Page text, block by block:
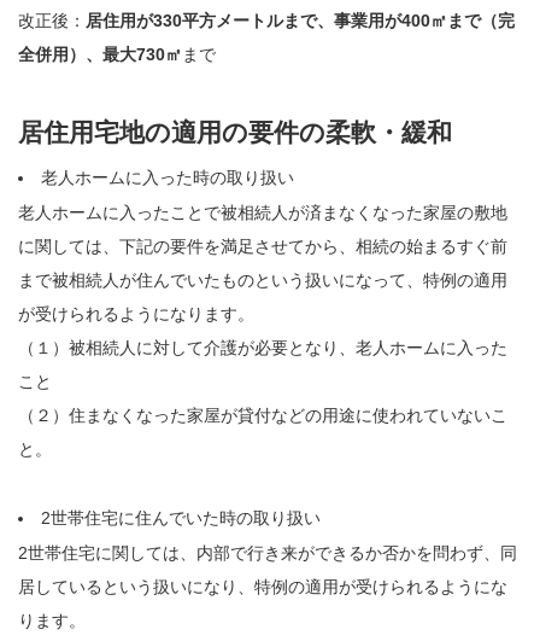
改正後： 居住用が330平方メートルまで、事業用が400㎡まで（完
全併用）、最大730㎡ まで
居住用宅地の適用の要件の柔軟・緩和
老人ホームに入った時の取り扱い
老人ホームに入ったことで被相続人が済まなくなった家屋の敷地
に関しては、下記の要件を満足させてから、相続の始まるすぐ前
まで被相続人が住んでいたものという扱いになって、特例の適用
が受けられるようになります。
（１）被相続人に対して介護が必要となり、老人ホームに入った
こと
（２）住まなくなった家屋が貸付などの用途に使われていないこ
と。
2世帯住宅に住んでいた時の取り扱い
2世帯住宅に関しては、内部で行き来ができるか否かを問わず、同
居しているという扱いになり、特例の適用が受けられるようにな
ります。